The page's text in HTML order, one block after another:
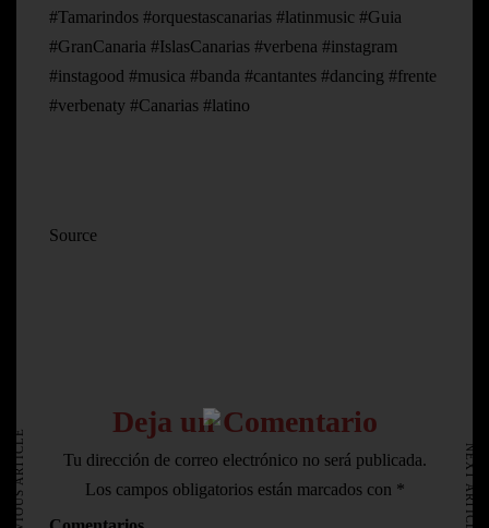
AVISO LEGAL
#Tamarindos #orquestascanarias #latinmusic #Guia
#GranCanaria #IslasCanarias #verbena #instagram
#instagood #musica #banda #cantantes #dancing #frente
#verbenaty #Canarias #latino
Source
Deja un Comentario
Tu dirección de correo electrónico no será publicada.
Los campos obligatorios están marcados con *
PREVIOUS ARTICLE NEXT ARTICLE